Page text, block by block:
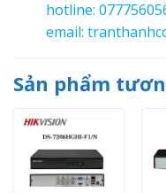
hotline:
email:
Sản phẩm